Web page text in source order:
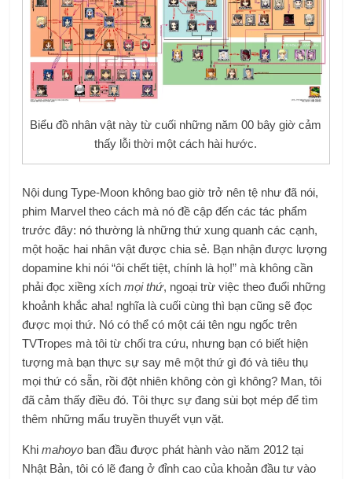
Biểu đồ nhân vật này từ cuối những năm 00 bây giờ cảm
thấy lỗi thời một cách hài hước.
Nội dung Type-Moon không bao giờ trở nên tệ như đã nói,
phim Marvel theo cách mà nó đề cập đến các tác phẩm
trước đây: nó thường là những thứ xung quanh các cạnh,
một hoặc hai nhân vật được chia sẻ. Bạn nhận được lượng
dopamine khi nói “ôi chết tiệt, chính là họ!” mà không cần
phải đọc xiềng xíchmọi thứ, ngoại trừ việc theo đuổi những
khoảnh khắc aha! nghĩa là cuối cùng thì bạn cũng sẽ đọc
được mọi thứ. Nó có thể có một cái tên ngu ngốc trên
TVTropes mà tôi từ chối tra cứu, nhưng bạn có biết hiện
tượng mà bạn thực sự say mê một thứ gì đó và tiêu thụ
mọi thứ có sẵn, rồi đột nhiên không còn gì không? Man, tôi
đã cảm thấy điều đó. Tôi thực sự đang sùi bọt mép để tìm
thêm những mẩu truyền thuyết vụn vặt.
Khimahoyo ban đầu được phát hành vào năm 2012 tại
Nhật Bản, tôi có lẽ đang ở đỉnh cao của khoản đầu tư vào